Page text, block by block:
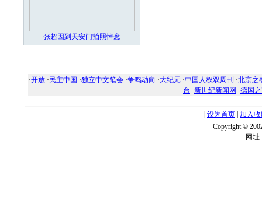
张超因到天安门拍照悼念
·开放 · 民主中国 ·独立中文笔会 ·争鸣动向 ·大纪元 ·中国人权双周刊 ·北京之
台 ·新世纪新闻网 ·德国
设为首页 加入
Copyright ©
网址